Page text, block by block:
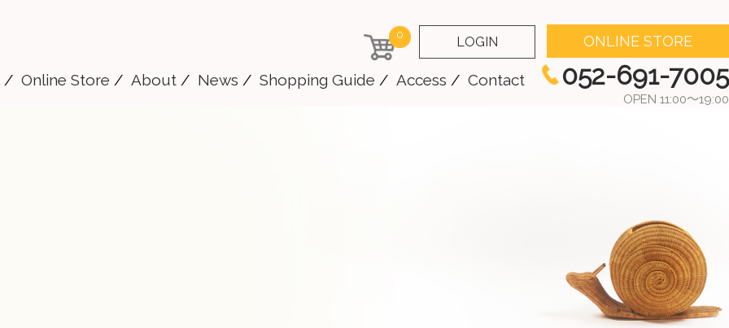
0 LOGIN ONLINE STORE
Online Store About News Shopping Guide Access Contact 052-691-7005
OPEN 11:00～19:00